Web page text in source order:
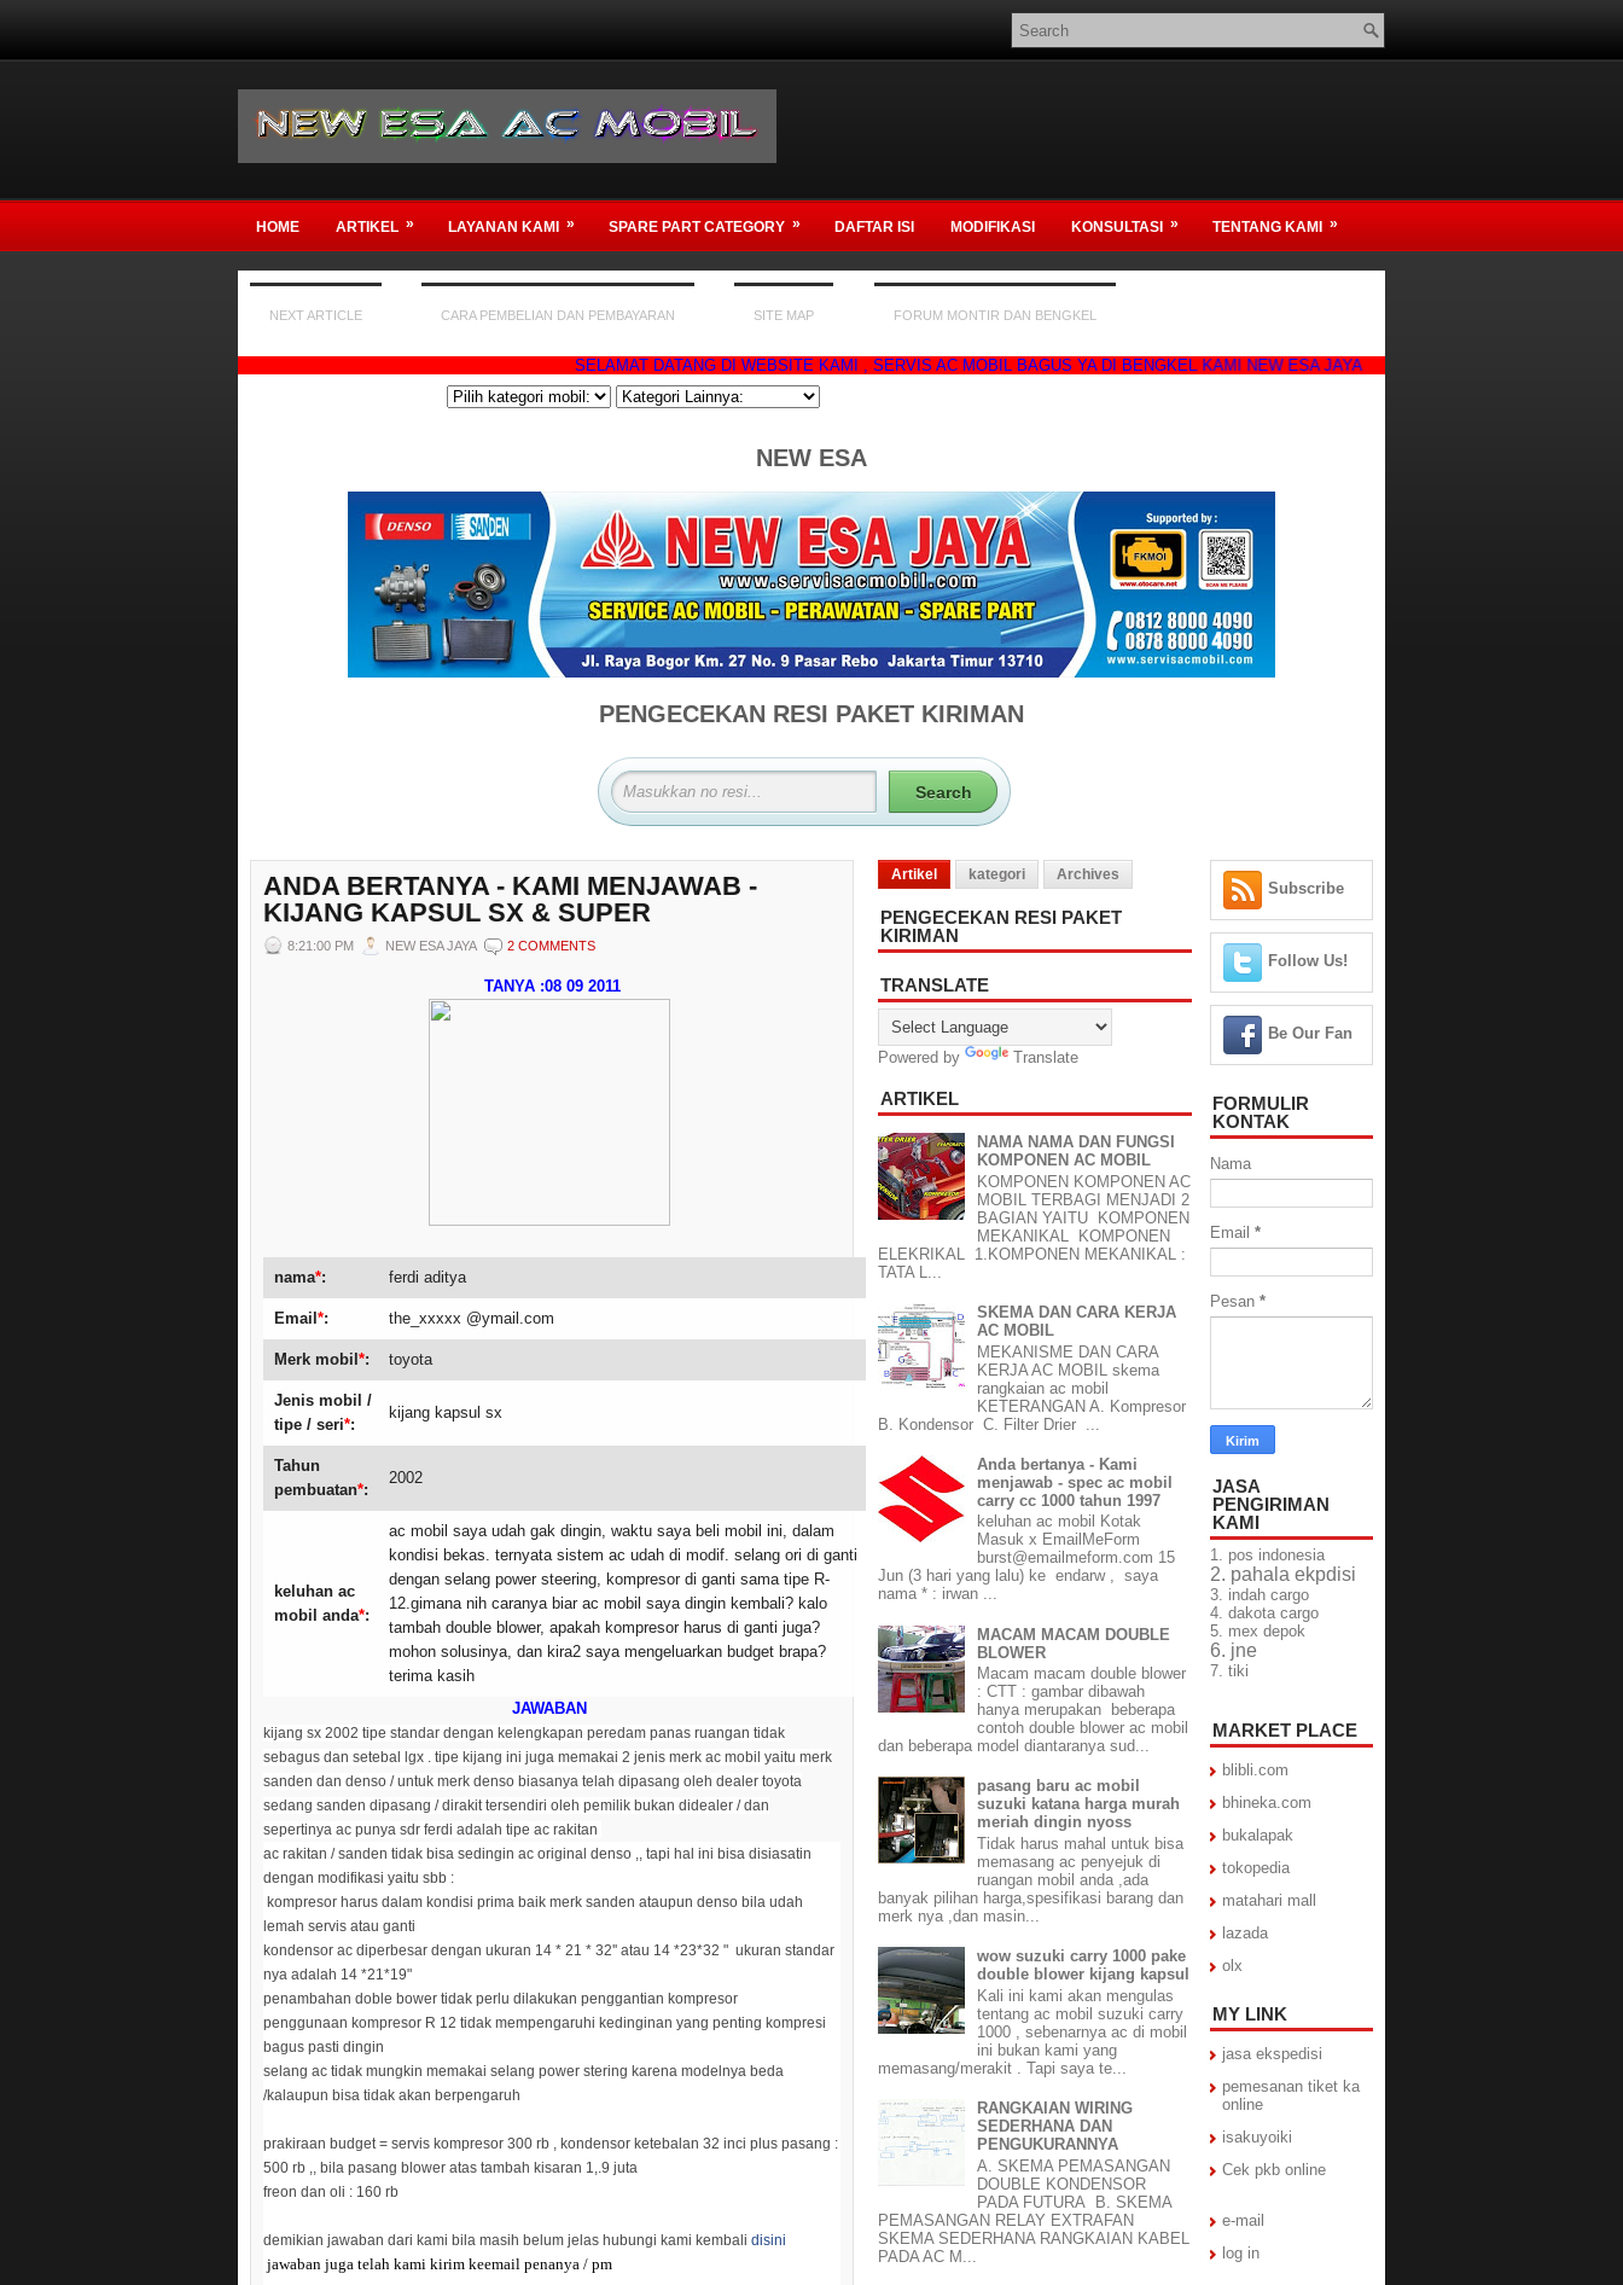
HOME ARTIKEL » LAYANAN KAMI » SPARE PART CATEGORY » DAFTAR ISI MODIFIKASI KONSULTASI » TENTANG KAMI »
NEXT ARTICLE CARA PEMBELIAN DAN PEMBAYARAN SITE MAP FORUM MONTIR DAN BENGKEL
SELAMAT DATANG DI WEBSITE KAMI , SERVIS AC MOBIL BAGUS YA DI BENGKEL KAMI NEW ESA JAYA
NEW ESA
PENGECEKAN RESI PAKET KIRIMAN
ANDA BERTANYA - KAMI MENJAWAB -
KIJANG KAPSUL SX & SUPER
8:21:00 PM NEW ESA JAYA 2 COMMENTS
TANYA :08 09 2011
nama*: ferdi aditya
Email *: the_xxxxx @ymail.com
Merk mobil *: toyota
Jenis mobil /
tipe / seri*:
kijang kapsul sx
Tahun
pembuatan*:
2002
keluhan ac
mobil anda*:
ac mobil saya udah gak dingin, waktu saya beli mobil ini, dalam
kondisi bekas. ternyata sistem ac udah di modif. selang ori di ganti
dengan selang power steering, kompresor di ganti sama tipe R-
12.gimana nih caranya biar ac mobil saya dingin kembali? kalo
tambah double blower, apakah kompresor harus di ganti juga?
mohon solusinya, dan kira2 saya mengeluarkan budget brapa?
terima kasih
JAWABAN
kijang sx 2002 tipe standar dengan kelengkapan peredam panas ruangan tidak
sebagus dan setebal lgx . tipe kijang ini juga memakai 2 jenis merk ac mobil yaitu merk
sanden dan denso / untuk merk denso biasanya telah dipasang oleh dealer toyota
sedang sanden dipasang / dirakit tersendiri oleh pemilik bukan didealer / dan
sepertinya ac punya sdr ferdi adalah tipe ac rakitan
ac rakitan / sanden tidak bisa sedingin ac original denso ,, tapi hal ini bisa disiasatin
dengan modifikasi yaitu sbb :
kompresor harus dalam kondisi prima baik merk sanden ataupun denso bila udah
lemah servis atau ganti
kondensor ac diperbesar dengan ukuran 14 * 21 * 32'' atau 14 *23*32 " ukuran standar
nya adalah 14 *21*19"
penambahan doble bower tidak perlu dilakukan penggantian kompresor
penggunaan kompresor R 12 tidak mempengaruhi kedinginan yang penting kompresi
bagus pasti dingin
selang ac tidak mungkin memakai selang power stering karena modelnya beda
/kalaupun bisa tidak akan berpengaruh
prakiraan budget = servis kompresor 300 rb , kondensor ketebalan 32 inci plus pasang :
500 rb ,, bila pasang blower atas tambah kisaran 1,.9 juta
freon dan oli : 160 rb
demikian jawaban dari kami bila masih belum jelas hubungi kami kembali disini
jawaban juga telah kami kirim keemail penanya / pm
Artikel kategori Archives
PENGECEKAN RESI PAKET
KIRIMAN
TRANSLATE
Powered by Translate
ARTIKEL
NAMA NAMA DAN FUNGSI
KOMPONEN AC MOBIL
KOMPONEN KOMPONEN AC
MOBIL TERBAGI MENJADI 2
BAGIAN YAITU KOMPONEN
MEKANIKAL KOMPONEN
ELEKRIKAL 1.KOMPONEN MEKANIKAL :
TATA L...
SKEMA DAN CARA KERJA
AC MOBIL
MEKANISME DAN CARA
KERJA AC MOBIL skema
rangkaian ac mobil
KETERANGAN A. Kompresor
B. Kondensor C. Filter Drier ...
Anda bertanya - Kami
menjawab - spec ac mobil
carry cc 1000 tahun 1997
keluhan ac mobil Kotak
Masuk x EmailMeForm
burst@emailmeform.com 15
Jun (3 hari yang lalu) ke endarw , saya
nama * : irwan ...
MACAM MACAM DOUBLE
BLOWER
Macam macam double blower
: CTT : gambar dibawah
hanya merupakan beberapa
contoh double blower ac mobil
dan beberapa model diantaranya sud...
pasang baru ac mobil
suzuki katana harga murah
meriah dingin nyoss
Tidak harus mahal untuk bisa
memasang ac penyejuk di
ruangan mobil anda ,ada
banyak pilihan harga,spesifikasi barang dan
merk nya ,dan masin...
wow suzuki carry 1000 pake
double blower kijang kapsul
Kali ini kami akan mengulas
tentang ac mobil suzuki carry
1000 , sebenarnya ac di mobil
ini bukan kami yang
memasang/merakit . Tapi saya te...
RANGKAIAN WIRING
SEDERHANA DAN
PENGUKURANNYA
A. SKEMA PEMASANGAN
DOUBLE KONDENSOR
PADA FUTURA B. SKEMA
PEMASANGAN RELAY EXTRAFAN
SKEMA SEDERHANA RANGKAIAN KABEL
PADA AC M...
Subscribe
Follow Us!
Be Our Fan
FORMULIR
KONTAK
Nama
Email *
Pesan *
JASA
PENGIRIMAN
KAMI
1. pos indonesia
2. pahala ekpdisi
3. indah cargo
4. dakota cargo
5. mex depok
6. jne
7. tiki
MARKET PLACE
blibli.com
bhineka.com
bukalapak
tokopedia
matahari mall
lazada
olx
MY LINK
jasa ekspedisi
pemesanan tiket ka
online
isakuyoiki
Cek pkb online
e-mail
log in